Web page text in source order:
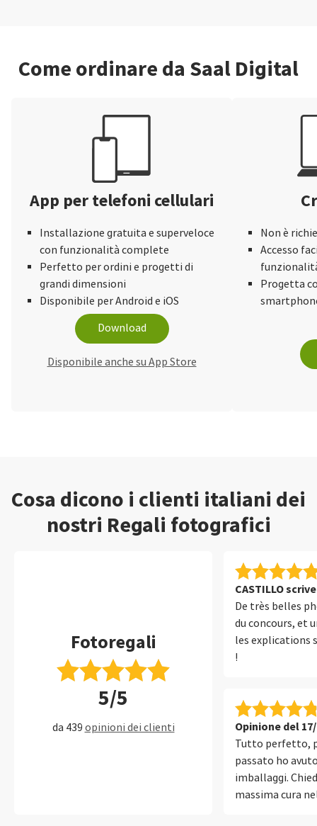
Come ordinare da Saal Digital
App per telefoni cellulari
Installazione gratuita e superveloce
con funzionalità complete
Perfetto per ordini e progetti di
grandi dimensioni
Disponibile per Android e iOS
Download
Disponibile anche su App Store
Non è
Accesso
Progetta
Cosa dicono i clienti italiani dei
nostri Regali fotografici
Fotoregali
5/5
da 439 opinioni dei clienti
CASTILLO
De très belles
du concours, et
les explications
!
Opinione del
Tutto perfetto,
passato ho
imballaggi.
massima cura